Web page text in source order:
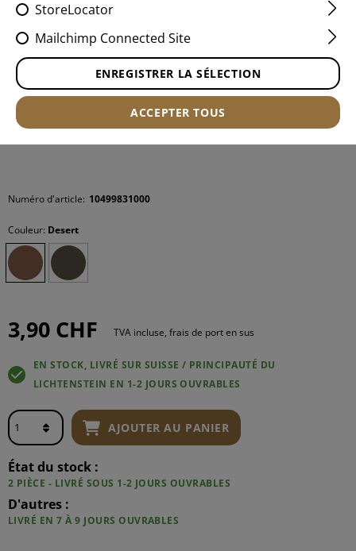
Numéro d'article: 10499831000
Couleur: Desert
3,90 CHF TVA incluse, frais de port en sus
EN STOCK, LIVRÉ SUR SUISSE / PRINCIPAUTÉ DU
LICHTENSTEIN EN 1-2 JOURS OUVRABLES
AJOUTER AU PANIER
État du stock :
2 PIÈCE - LIVRÉ SOUS 1-2 JOURS OUVRABLES
D'autres :
LIVRÉ EN 7 À 9 JOURS OUVRABLES
StoreLocator
Mailchimp Connected Site
ENREGISTRER LA SÉLECTION
ACCEPTER TOUS